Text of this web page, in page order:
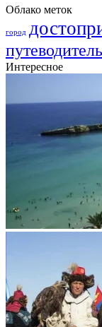
Облако меток
город
путеводитель
Интересное